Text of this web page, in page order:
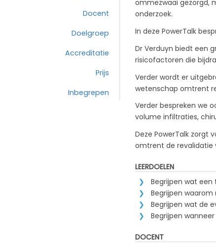
Docent
Doelgroep
Accreditatie
Prijs
Inbegrepen
ommezwaai gezorgd,
onderzoek.
In deze PowerTalk
Dr Verduyn biedt een
risicofactoren die
Verder wordt er
wetenschap omtrent
Verder bespreken we
volume infiltraties,
Deze PowerTalk zorgt
omtrent de revalidatie
LEERDOELEN
Begrijpen wat
Begrijpen
Begrijpen wat de
Begrijpen
DOCENT